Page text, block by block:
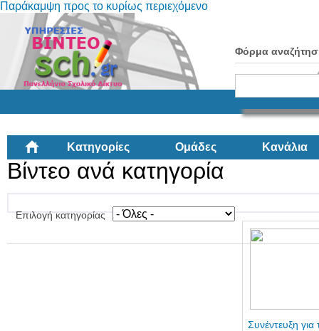
Παράκαμψη προς το κυρίως περιεχόμενο
Φόρμα
Κατηγορίες Ομάδες Κανάλια
Βίντεο ανά κατηγορία
Επιλογή κατηγορίας
Συνέντευξη για